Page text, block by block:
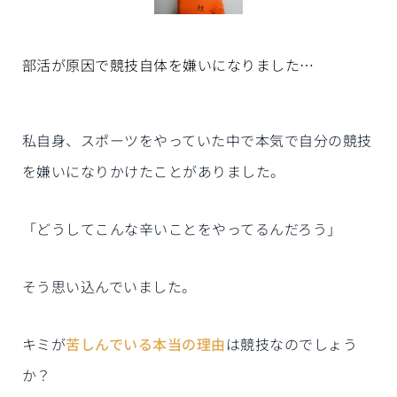
部活が原因で競技自体を嫌いになりました…
私自身、スポーツをやっていた中で本気で自分の競技
を嫌いになりかけたことがありました。
「どうしてこんな辛いことをやってるんだろう」
そう思い込んでいました。
キミが苦しんでいる本当の理由は競技なのでしょう
か？